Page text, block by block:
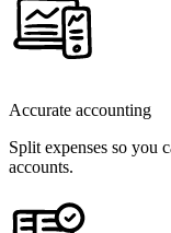
Accurate accounting
Split expenses so you
accounts.